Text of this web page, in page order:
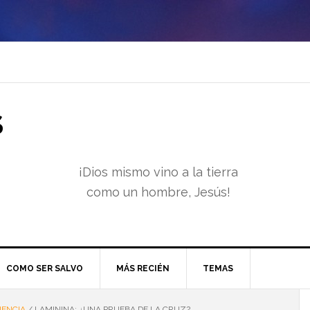
¡Dios mismo vino a la tierra
como un hombre, Jesús!
COMO SER SALVO MÁS RECIÉN TEMAS